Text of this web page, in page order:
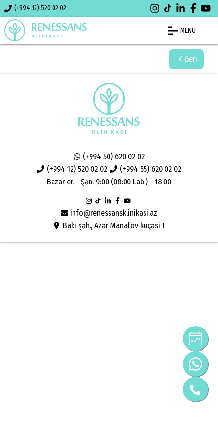
(+994 12) 520 02 02
MENU
Geri
info@renessansklinikasi.az
Bakı şəh., Azər Manafov küçəsi 1
(+994 12) 520 02 02 (+994 55) 620 02 02
(+994 50) 620 02 02
Bazar er. - Şən. 9:00 (08:00 Lab.) - 18:00